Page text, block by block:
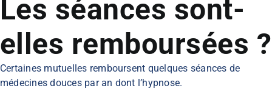
Les séances sont-
elles remboursées ?
Certaines mutuelles remboursent quelques séances de
médecines douces par an dont l’hypnose.